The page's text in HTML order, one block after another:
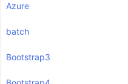
Azure
batch
Bootstrap3